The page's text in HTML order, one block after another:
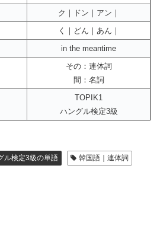
ク｜ドン｜アン｜
く｜どん｜あん｜
in the meantime
その：連体詞
間：名詞
TOPIK1
ハングル検定3級
ル検定3級の単語 韓国語｜連体詞